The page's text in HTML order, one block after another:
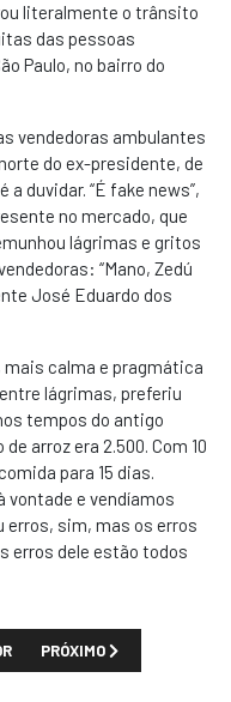
literalmente o trânsito
das pessoas
Paulo, no bairro do
vendedoras ambulantes
do ex-presidente, de
duvidar. “É fake news”,
no mercado, que
lágrimas e gritos
“Mano, Zedú
José Eduardo dos
mais calma e pragmática
lágrimas, preferiu
tempos do antigo
arroz era 2.500. Com 10
para 15 dias.
vontade e vendíamos
erros, sim, mas os erros
erros dele estão todos
GENERAIS DE JOSÉ
PRÓXIMO ARTIGO:
PRÓXIMO